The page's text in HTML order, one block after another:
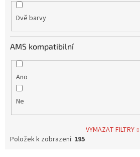
Dvě barvy
AMS kompatibilní
Ano
Ne
VYMAZAT FILTRY
Položek k zobrazení: 195